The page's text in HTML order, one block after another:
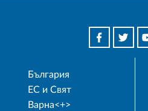
България
ЕС и Свят
Варна<+>